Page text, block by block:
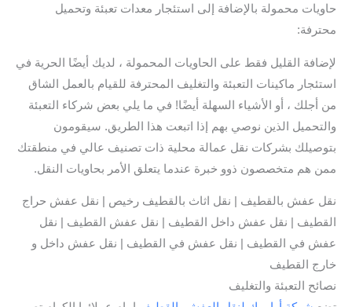
حاويات محمولة بالإضافة إلى استئجار معدات تعبئة وتحميل
محترفة:
لإضافة القليل فقط على الحاويات المحمولة ، لديك أيضًا الحرية في
استئجار ماكينات التعبئة والتغليف المحترفة للقيام بالعمل الشاق
من أجلك ، أو الأشياء السهلة أيضًا! في ما يلي بعض شركاء التعبئة
والتحميل الذين نوصي بهم إذا اتبعت هذا الطريق. سيقومون
بتوصيلك بشركات نقل عمالة محلية ذات تصنيف عالي في منطقتك
ممن هم متخصصون ذوو خبرة عندما يتعلق الأمر بحاويات النقل.
نقل عفش بالقطيف | نقل اثاث بالقطيف رخيص | نقل عفش حراج
القطيف | نقل عفش داخل القطيف | نقل عفش القطيف | نقل
عفش في القطيف | نقل عفش في القطيف | نقل عفش داخل و
خارج القطيف
نصائح التعبئة والتغليف